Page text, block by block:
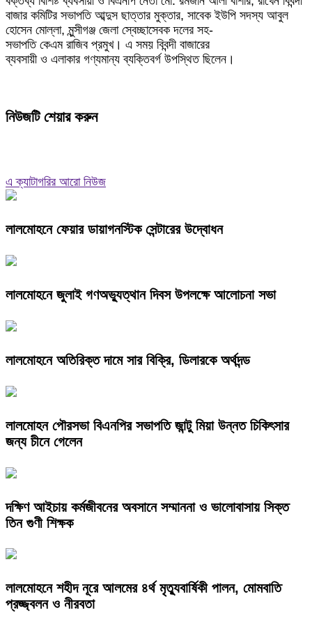
বাজার কমিটির সভাপতি আব্দুস ছাত্তার মুক্তার, সাবেক ইউপি সদস্য আবুল
হোসেন মোল্লা, মুন্সীগঞ্জ জেলা স্বেচ্ছাসেবক দলের সহ-
সভাপতি কেএম রাজিব প্রমুখ। এ সময় বিবন্দী বাজারের
ব্যবসায়ী ও এলাকার গণ্যমান্য ব্যক্তিবর্গ উপস্থিত ছিলেন।
নিউজটি শেয়ার করুন
এ ক্যাটাগরির আরো নিউজ
লালমোহনে ফেয়ার ডায়াগনস্টিক সেন্টারের উদ্বোধন
লালমোহনে জুলাই গণঅভ্যুত্থান দিবস উপলক্ষে আলোচনা সভা
লালমোহনে অতিরিক্ত দামে সার বিক্রি, ডিলারকে অর্থদন্ড
লালমোহন পৌরসভা বিএনপির সভাপতি জান্টু মিয়া উন্নত চিকিৎসার
জন্য চীনে গেলেন
দক্ষিণ আইচায় কর্মজীবনের অবসানে সম্মাননা ও ভালোবাসায় সিক্ত
তিন গুণী শিক্ষক
লালমোহনে শহীদ নূরে আলমের ৪র্থ মৃত্যুবার্ষিকী পালন, মোমবাতি
প্রজ্জ্বলন ও নীরবতা